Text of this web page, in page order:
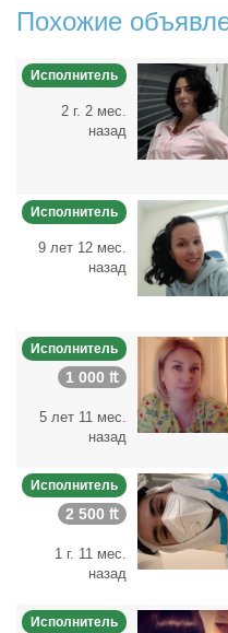
Похожие
Исполнитель
2 г. 2 мес.
назад
Исполнитель
9 лет 12 мес.
назад
Исполнитель
1 000 ₶
5 лет 11 мес.
назад
Исполнитель
2 500 ₶
1 г. 11 мес.
назад
Исполнитель